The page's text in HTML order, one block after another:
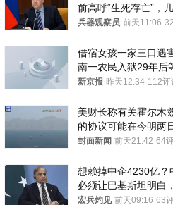
前高呼“生死存亡”，几
又换了一个说法
兵器观察员 前天11:06
借宿女孩一家三口遇
南一农民入狱29年后
罪判决
新京报 昨天12:34 112评
美财长称有关霍尔木
的协议可能在今明两
封面新闻 前天21:42 64
想赖掉中企4230亿？
必须让巴基斯坦明白
国人钱的代价！
宏兵灼见 前天09:16 63